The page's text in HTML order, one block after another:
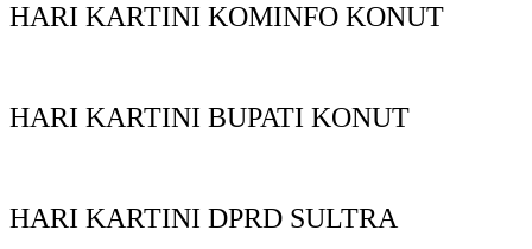
HARI KARTINI KOMINFO KONUT
HARI KARTINI BUPATI KONUT
HARI KARTINI DPRD SULTRA